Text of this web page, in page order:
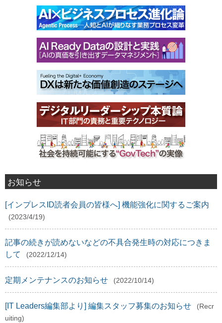
お知らせ
[インプレスID読者会員の皆様へ] 機能強化に関するご案内
(2023/4/19)
記事の続きが読めないなどの不具合発生時の対応につきま
して
(2022/12/14)
定期メンテナンスのお知らせ (2022/10/14)
[IT Leaders編集部より] 編集スタッフ募集のお知らせ
(Recr
uiting)